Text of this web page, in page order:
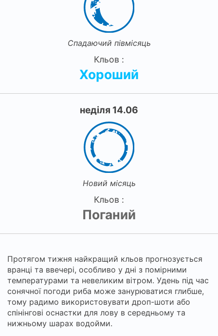
Спадаючий півмісяць
Кльов :
Хороший
неділя 14.06
Новий місяць
Кльов :
Поганий
Протягом тижня найкращий кльов прогнозується
вранці та ввечері, особливо у дні з помірними
температурами та невеликим вітром. Удень під час
сонячної погоди риба може занурюватися глибше,
тому радимо використовувати дроп-шоти або
спінінгові оснастки для лову в середньому та
нижньому шарах водойми.